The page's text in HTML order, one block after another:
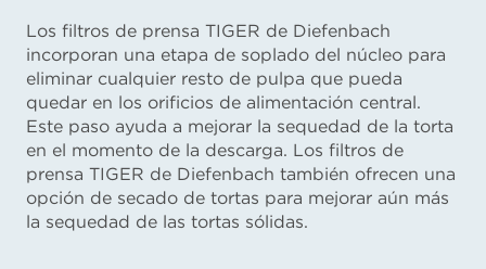
Los filtros de prensa TIGER de Diefenbach
incorporan una etapa de soplado del núcleo para
eliminar cualquier resto de pulpa que pueda
quedar en los orificios de alimentación central.
Este paso ayuda a mejorar la sequedad de la torta
en el momento de la descarga. Los filtros de
prensa TIGER de Diefenbach también ofrecen una
opción de secado de tortas para mejorar aún más
la sequedad de las tortas sólidas.